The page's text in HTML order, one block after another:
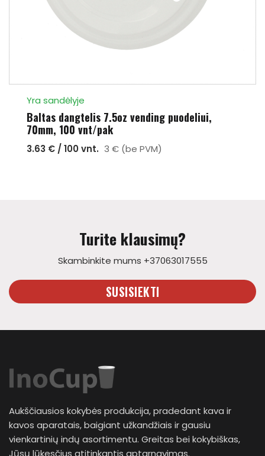
Yra sandėlyje
Baltas dangtelis 7.5oz vending puodeliui,
70mm, 100 vnt/pak
3.63 € / 100 vnt. 3 € (be PVM)
Turite klausimų?
Skambinkite mums +37063017555
SUSISIEKTI
Aukščiausios kokybės produkcija, pradedant kava ir
kavos aparatais, baigiant užkandžiais ir gausiu
vienkartinių indų asortimentu. Greitas bei kokybiškas,
Jūsų lūkesčius atitinkantis aptarnavimas.